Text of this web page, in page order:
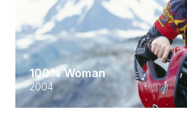
100% Woman
2004